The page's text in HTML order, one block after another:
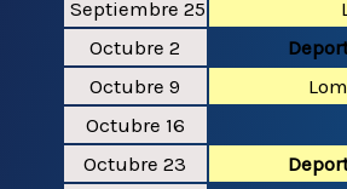
Septiembre 25
Octubre 2
Octubre 9
Octubre 16
Octubre 23